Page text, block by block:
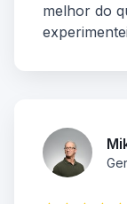
melhor do